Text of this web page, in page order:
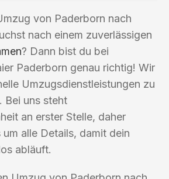
von Paderborn nach
nach einem zuverlässigen
? Dann bist du bei
Paderborn genau richtig! Wir
Umzugsdienstleistungen zu
Bei uns steht
an erster Stelle, daher
alle Details, damit dein
abläuft.